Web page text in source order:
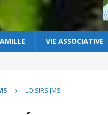
VIE ASSOCIATIVE
LOISIRS JMS